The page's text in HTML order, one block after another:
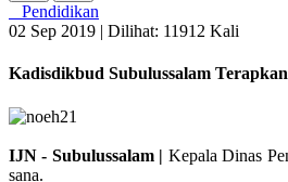
Pendidikan
02 Sep 2019 | Dilihat: 11912 Kali
Kadisdikbud Subulussalam
IJN - Subulussalam | Kepala Dinas
sana.